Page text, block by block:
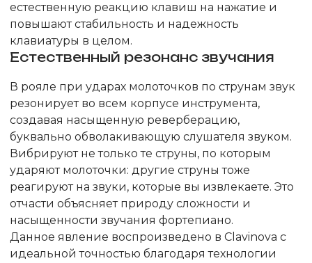
естественную реакцию клавиш на нажатие и
повышают стабильность и надежность
клавиатуры в целом.
Естественный резонанс звучания
В рояле при ударах молоточков по струнам звук
резонирует во всем корпусе инструмента,
создавая насыщенную реверберацию,
буквально обволакивающую слушателя звуком.
Вибрируют не только те струны, по которым
ударяют молоточки: другие струны тоже
реагируют на звуки, которые вы извлекаете. Это
отчасти объясняет природу сложности и
насыщенности звучания фортепиано.
Данное явление воспроизведено в Clavinova с
идеальной точностью благодаря технологии